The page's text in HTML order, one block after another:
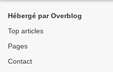
Hébergé par Overblog
Top articles
Pages
Contact